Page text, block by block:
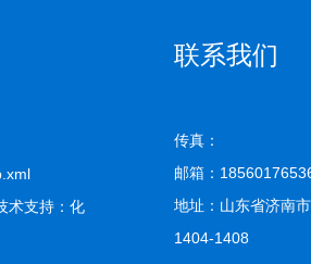
支持： 化
联系我们
传真：
邮箱：
地址：山东省济南
1404-1408